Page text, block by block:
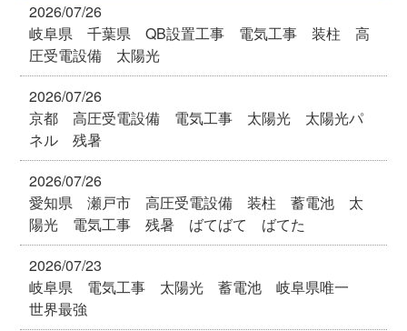
2026/07/26
岐阜県 千葉県 QB設置工事 電気工事 装柱 高
圧受電設備 太陽光
2026/07/26
京都 高圧受電設備 電気工事 太陽光 太陽光パ
ネル 残暑
2026/07/26
愛知県 瀬戸市 高圧受電設備 装柱 蓄電池 太
陽光 電気工事 残暑 ばてばて ばてた
2026/07/23
岐阜県 電気工事 太陽光 蓄電池 岐阜県唯一
世界最強